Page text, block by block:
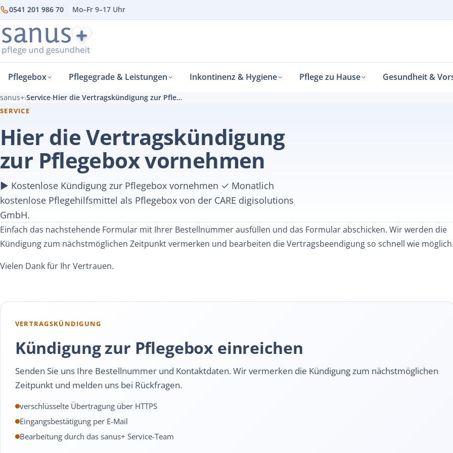
0541 201 986 70 Mo–Fr 9–17 Uhr
Pflegebox Pflegegrade & Leistungen Inkontinenz & Hygiene Pflege zu Hause Gesundheit &
sanus+›Service› Hier die Vertragskündigung zur Pflegebox vornehmen
SERVICE
Hier die Vertragskündigung
zur Pflegebox vornehmen
► Kostenlose Kündigung zur Pflegebox vornehmen ✓ Monatlich
kostenlose Pflegehilfsmittel als Pflegebox von der CARE digisolutions
GmbH.
Einfach das nachstehende Formular mit Ihrer Bestellnummer ausfüllen und das Formular abschicken. Wir werden die
Kündigung zum nächstmöglichen Zeitpunkt vermerken und bearbeiten die Vertragsbeendigung so schnell wie
Vielen Dank für Ihr Vertrauen.
VERTRAGSKÜNDIGUNG
Kündigung zur Pflegebox einreichen
Senden Sie uns Ihre Bestellnummer und Kontaktdaten. Wir vermerken die Kündigung zum nächstmöglichen
Zeitpunkt und melden uns bei Rückfragen.
verschlüsselte Übertragung über HTTPS
Eingangsbestätigung per E-Mail
Bearbeitung durch das sanus+ Service-Team